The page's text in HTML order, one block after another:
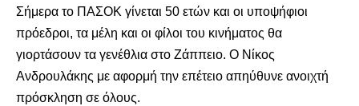
Σήμερα το ΠΑΣΟΚ γίνεται 50 ετών και οι υποψήφιοι
πρόεδροι, τα μέλη και οι φίλοι του κινήματος θα
γιορτάσουν τα γενέθλια στο Ζάππειο. Ο Νίκος
Ανδρουλάκης με αφορμή την επέτειο απηύθυνε ανοιχτή
πρόσκληση σε όλους.